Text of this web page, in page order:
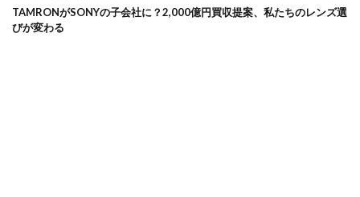
TAMRONがSONYの子会社に？2,000億円買収提案、私たちのレンズ選
びが変わる